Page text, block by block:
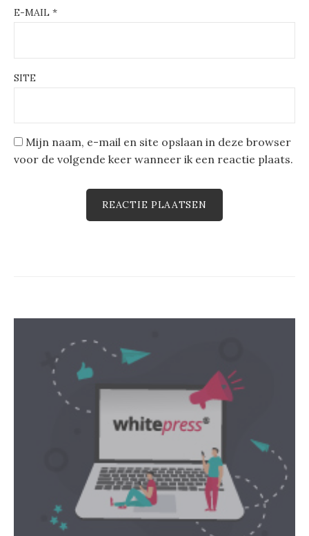
E-MAIL *
SITE
Mijn naam, e-mail en site opslaan in deze browser
voor de volgende keer wanneer ik een reactie plaats.